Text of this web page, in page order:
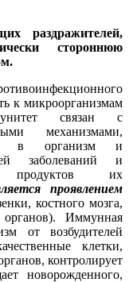
раздражителей,
стороннюю
к микроорганизмам
связан с
механизмами,
в организм и
заболеваний и
продуктов их
проявлением
костного мозга,
Иммунная
от возбудителей
клетки,
контролирует
новорожденного,